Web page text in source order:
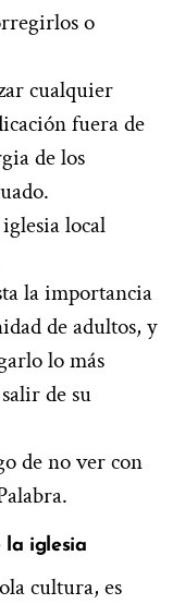
o
cualquier
fuera de
de los
local
la importancia
de adultos, y
lo más
de su
de no ver con
la iglesia
cultura, es